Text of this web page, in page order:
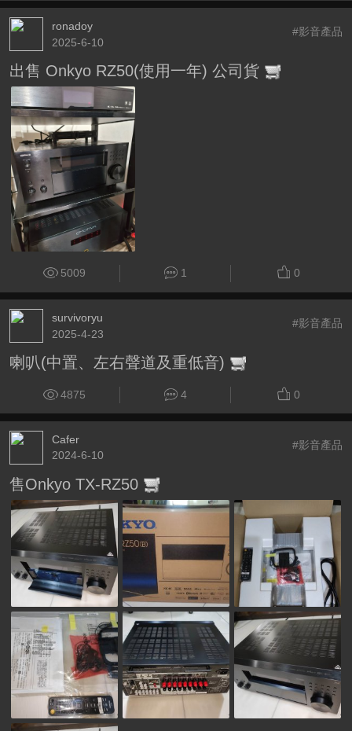
ronadoy
2025-6-10
#影音產品
出售 Onkyo RZ50(使用一年) 公司貨
5009 1 0
survivoryu
2025-4-23
#影音產品
喇叭(中置、左右聲道及重低音)
4875 4 0
Cafer
2024-6-10
#影音產品
售Onkyo TX-RZ50